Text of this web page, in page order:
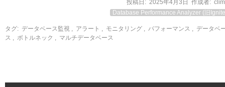
投稿日: 2025年4月3日 作成者:
Database Performance Analyzer (旧
タグ: データベース監視 , アラート , モニタリング , パフォーマンス , データベ
ス , ボトルネック , マルチデータベース